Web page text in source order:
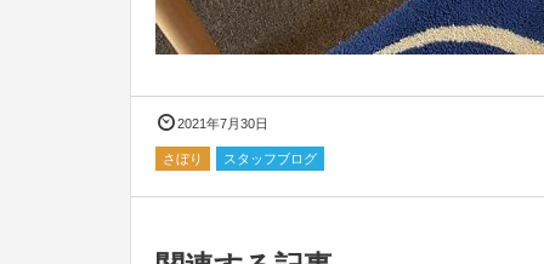
2021年7月30日
さぼり スタッフブログ